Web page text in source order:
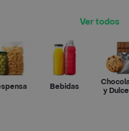
Ver todos
Bebidas
y